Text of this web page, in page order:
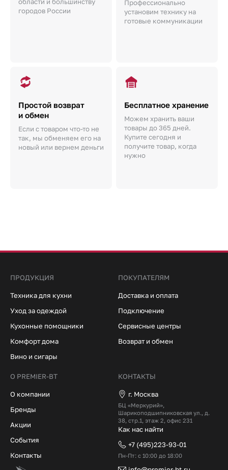
области и большинству
городов России
Профессионально
установим технику на
готовые коммуникации
Простой возврат
и обмен
Если с товаром что-то не
так, мы обменяем его на
новый или вернем деньги
Бесплатное хранение
Можем хранить ваши
товары до 365 дней.
Купите сегодня и
получите товар, когда
нужно
ПРОДУКЦИЯ
Техника для кухни
Уход за одеждой
Кухонные помощники
Комфорт дома
Вино и сигары
ПОКУПАТЕЛЯМ
Доставка и оплата
Подключение
Сервисные центры
Возврат и обмен
О PREMIER-BT
О компании
Бренды
Акции
События
Контакты
КОНТАКТЫ
г. Москва
БЦ «Меркурий»,
Шарикоподшипниковская ул., д.
38, стр.1, этаж 2, офис 231
Как нас найти
+7 (495)223-93-01
Пн-Пт: с 10:00 до 18:00